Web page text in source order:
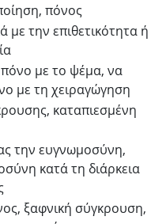
πόνος
με την επιθετικότητα ή
πόνο με το ψέμα, να
με τη χειραγώγηση
καταπιεσμένη
την ευγνωμοσύνη,
κατά τη διάρκεια
ξαφνική σύγκρουση,